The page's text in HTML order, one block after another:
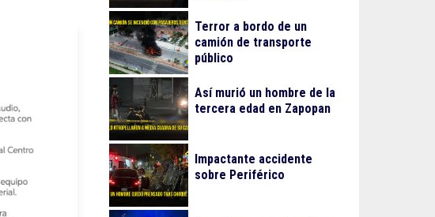
Terror a bordo de un
camión de transporte
público
Así murió un hombre de la
tercera edad en Zapopan
Impactante accidente
sobre Periférico